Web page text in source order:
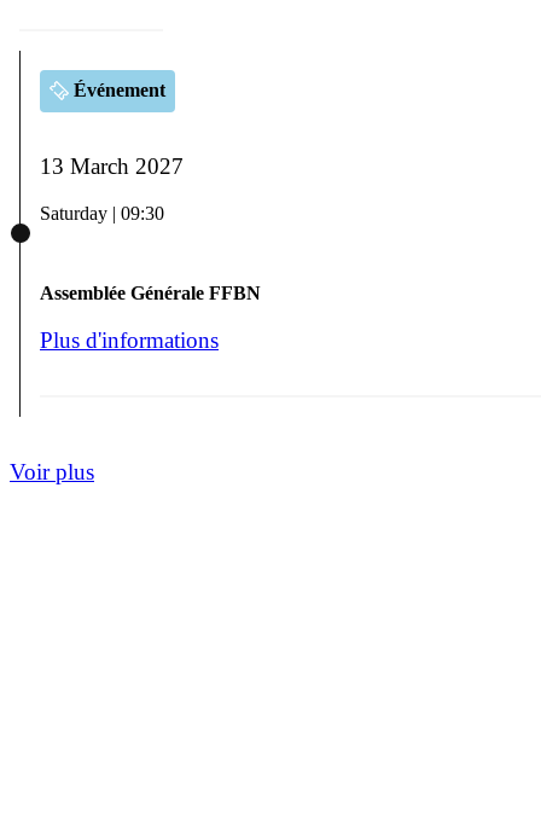
Événement
13 March 2027
Saturday | 09:30
Assemblée Générale FFBN
Plus d'informations
Voir plus